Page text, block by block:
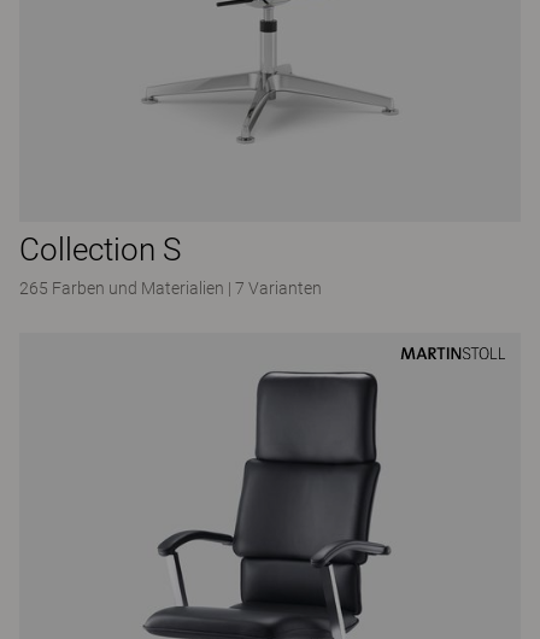
Collection S
265 Farben und Materialien | 7 Varianten